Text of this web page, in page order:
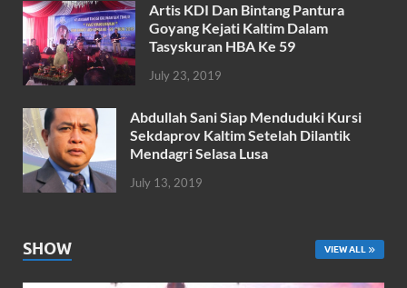
Artis KDI Dan Bintang Pantura
Goyang Kejati Kaltim Dalam
Tasyskuran HBA Ke 59
July 23, 2019
Abdullah Sani Siap Menduduki Kursi
Sekdaprov Kaltim Setelah Dilantik
Mendagri Selasa Lusa
July 13, 2019
SHOW VIEW ALL